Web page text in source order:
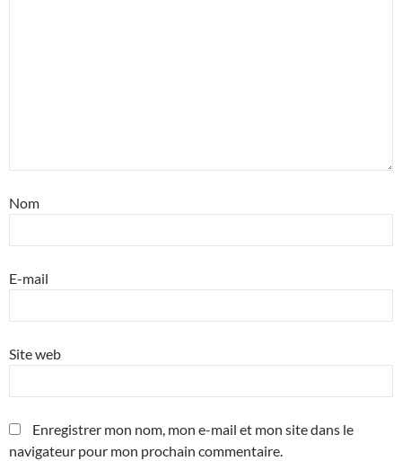
Nom
E-mail
Site web
Enregistrer mon nom, mon e-mail et mon site dans le
navigateur pour mon prochain commentaire.